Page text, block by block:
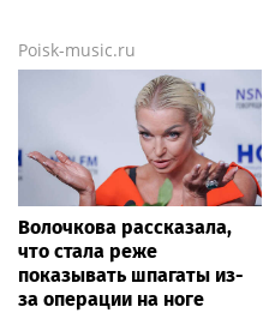
Poisk-music.ru
Волочкова рассказала,
что стала реже
показывать шпагаты из-
за операции на ноге